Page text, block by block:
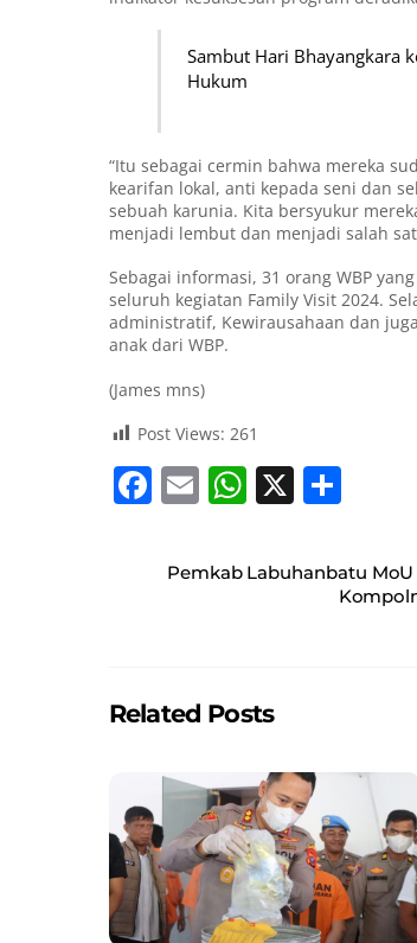
Sambut Hari Bhayangkara
Hukum
“Itu sebagai cermin bahwa mereka
kearifan lokal, anti kepada seni dan
sebuah karunia. Kita bersyukur
menjadi lembut dan menjadi salah
Sebagai informasi, 31 orang WBP
seluruh kegiatan Family Visit 2024.
administratif, Kewirausahaan dan
anak dari WBP.
(James mns)
Post Views: 261
F
c
o
E
ai
W
at
p
X
ar
e
Pemkab Labuhanbatu
Related Posts